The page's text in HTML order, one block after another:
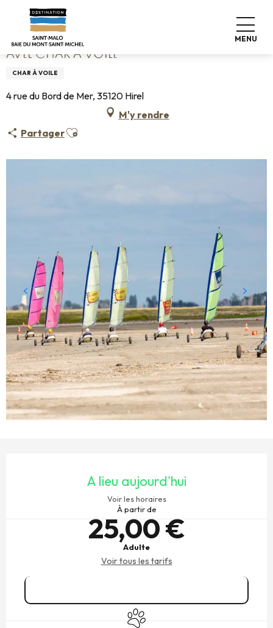
contenu
principal
MENU
Accueil Avel Char à Voile
AVEL CHAR À VOILE
CHAR À VOILE
4 rue du Bord de Mer, 35120 Hirel
M'y rendre
PartagerAjouter aux favoris
A lieu aujourd'hui
Voir les horaires
À partir de
25,00 €
Adulte
Voir tous les tarifs
Animaux acceptés